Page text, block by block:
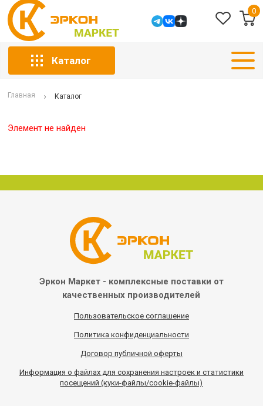
0
Каталог
Главная Каталог
Элемент не найден
Эркон Маркет - комплексные поставки от
качественных производителей
Пользовательское соглашение
Политика конфиденциальности
Договор публичной оферты
Информация о файлах для сохранения настроек и статистики
посещений (куки-файлы/cookie-файлы)